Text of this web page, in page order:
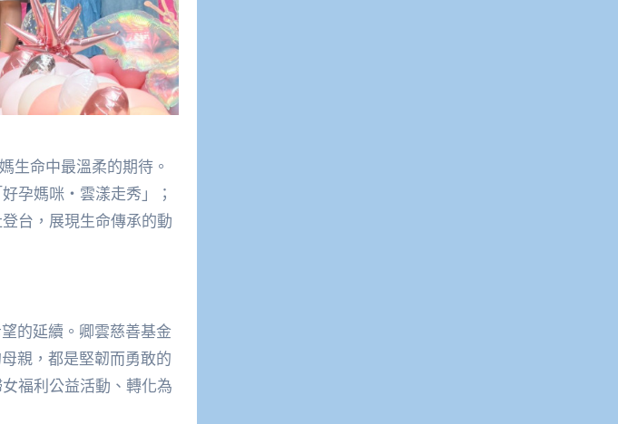
生命中最溫柔的期待。
孕媽咪‧雲漾走秀」；
台，展現生命傳承的動
的延續。卿雲慈善基金
親，都是堅韌而勇敢的
福利公益活動、轉化為